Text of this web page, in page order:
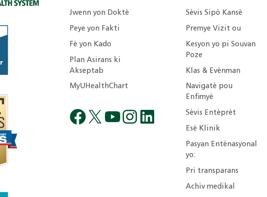
Jwenn yon Doktè
Peye yon Fakti
Fè yon Kado
Plan Asirans ki
Akseptab
MyUHealthChart
Sèvis Sipò Kansè
Premye Vizit ou
Kesyon yo pi Souvan
Poze
Klas & Evènman
Navigatè pou
Enfimyè
Sèvis Entèprèt
Esè Klinik
Pasyan Entènasyonal
yo:
Pri transparans
Achiv medikal